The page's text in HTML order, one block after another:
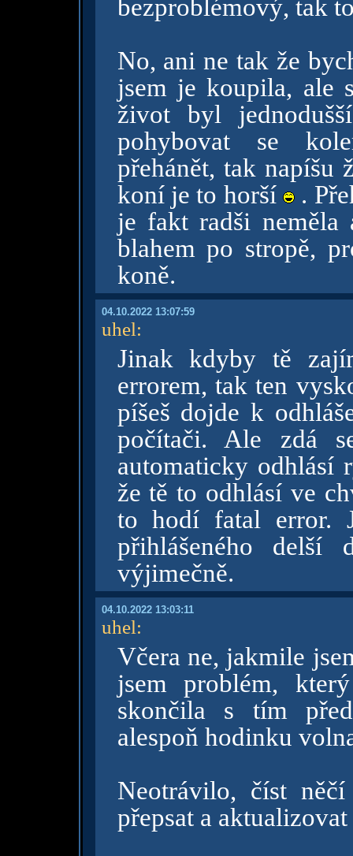
bezproblémový, tak
No, ani ne tak že
jsem je koupila, ale
život byl
pohybovat se
přehánět, tak napíšu
koní je to horší
.
je fakt radši
blahem po stropě,
koně.
04.10.2022 13:07:59
uhel:
Jinak kdyby tě
errorem, tak ten
píšeš dojde k
počítači. Ale zdá
automaticky odhlásí
že tě to odhlásí ve
to hodí fatal error.
přihlášeného
výjimečně.
04.10.2022 13:03:11
uhel:
Včera ne, jakmile
jsem problém,
skončila s tím
alespoň hodinku
Neotrávilo, číst
přepsat a